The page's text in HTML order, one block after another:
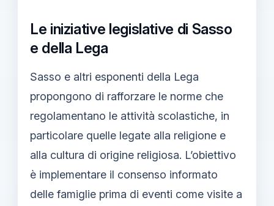
Le iniziative legislative di Sasso
e della Lega
Sasso e altri esponenti della Lega
propongono di rafforzare le norme che
regolamentano le attività scolastiche, in
particolare quelle legate alla religione e
alla cultura di origine religiosa. L’obiettivo
è implementare il consenso informato
delle famiglie prima di eventi come visite a